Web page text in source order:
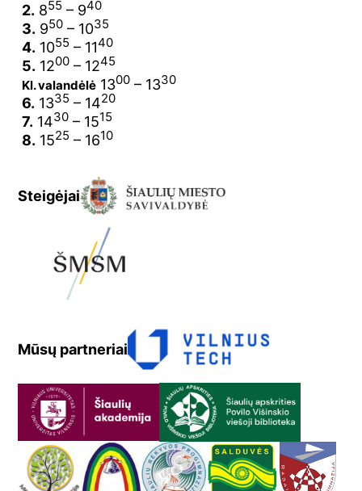
2. 855 – 940
3. 950 – 1035
4. 1055 – 1140
5. 1200 – 1245
Kl. valandėlė 1300 – 1330
6. 1335 – 1420
7. 1430 – 1515
8. 1525 – 1610
Steigėjai
Mūsų partneriai